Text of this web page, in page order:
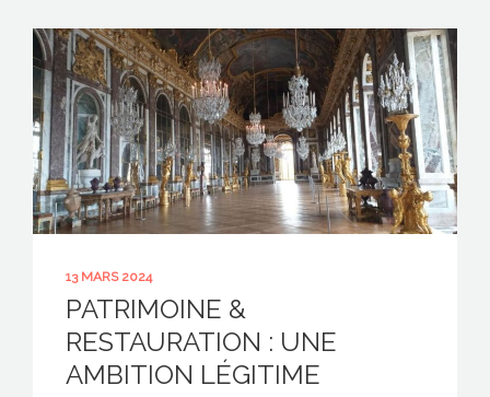
13 MARS 2024
PATRIMOINE &
RESTAURATION : UNE
AMBITION LÉGITIME